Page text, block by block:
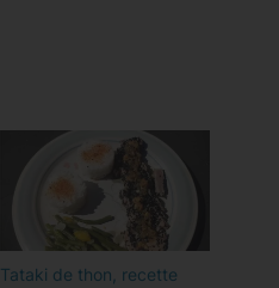
Tataki de thon, recette